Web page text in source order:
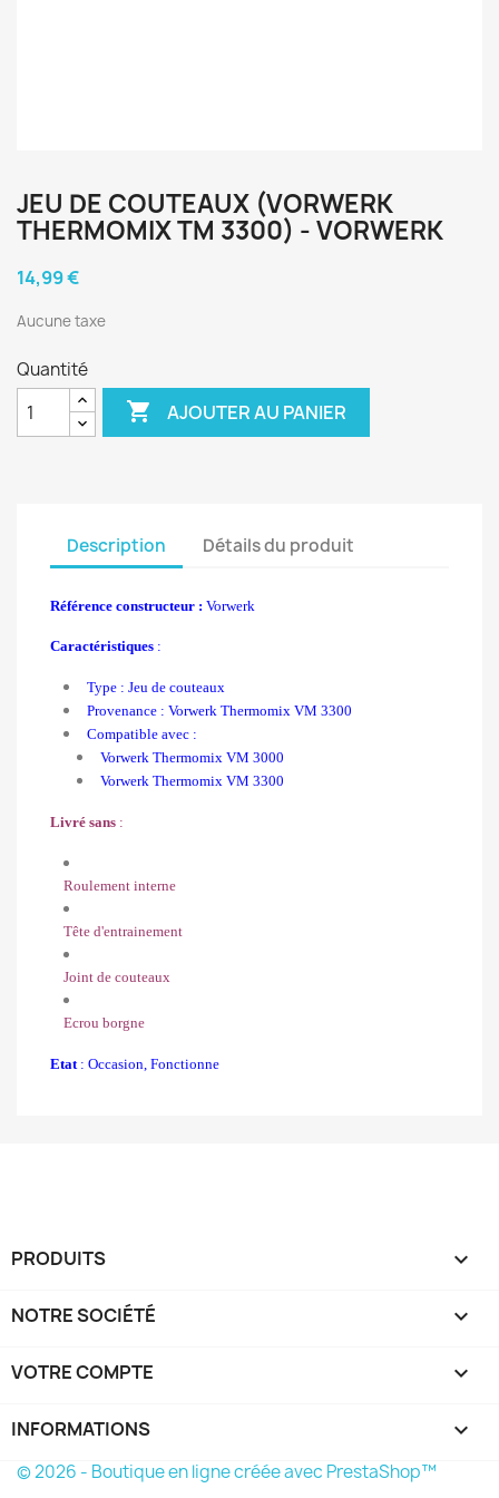
JEU DE COUTEAUX (VORWERK
THERMOMIX TM 3300) - VORWERK
14,99 €
Aucune taxe
Quantité
 AJOUTER AU PANIER
Description Détails du produit
Référence constructeur : Vorwerk
Caractéristiques :
Type : Jeu de couteaux
Provenance : Vorwerk Thermomix VM 3300
Compatible avec :
Vorwerk Thermomix VM 3000
Vorwerk Thermomix VM 3300
Livré sans :
Roulement interne
Tête d'entrainement
Joint de couteaux
Ecrou borgne
Etat: Occasion, Fonctionne
PRODUITS 
NOTRE SOCIÉTÉ 
VOTRE COMPTE 
INFORMATIONS keyboard_arrow_down
© 2026 - Boutique en ligne créée avec PrestaShop™